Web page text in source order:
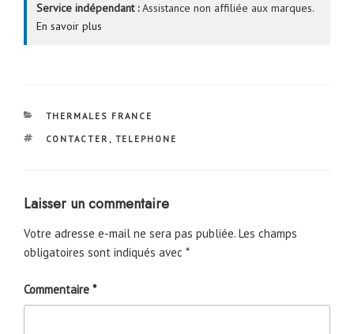
Service indépendant :Assistance non affiliée aux marques.
En savoir plus
CATÉGORIES
THERMALES FRANCE
ÉTIQUETTES
CONTACTER , TELEPHONE
Laisser un commentaire
Votre adresse e-mail ne sera pas publiée. Les champs
obligatoires sont indiqués avec *
Commentaire *